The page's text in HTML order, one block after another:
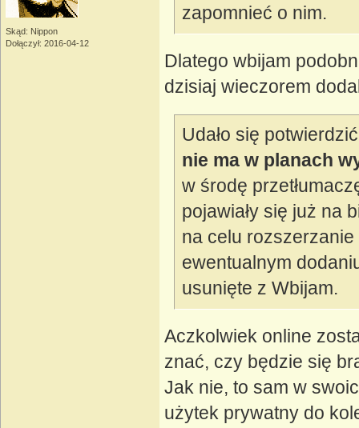
Skąd: Nippon
Dołączył: 2016-04-12
zapomnieć o nim.
Dlatego wbijam
dzisiaj wieczorem
Udało się
nie ma w planach
w środę
pojawiały się już na
na celu
ewentualnym
usunięte z Wbijam.
Aczkolwiek online
znać, czy będzie się
Jak nie, to sam w
użytek prywatny do